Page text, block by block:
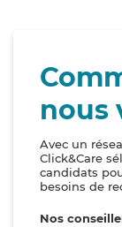
nous
Avec un
Click&Care
candidats
besoins de
Nos